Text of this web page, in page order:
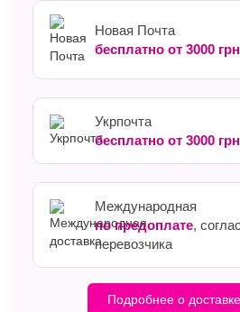
Новая Почта
бесплатно от 3000 грн
Укрпочта
бесплатно от 3000 грн
Международная
по предоплате,
перевозчика
Подробнее о